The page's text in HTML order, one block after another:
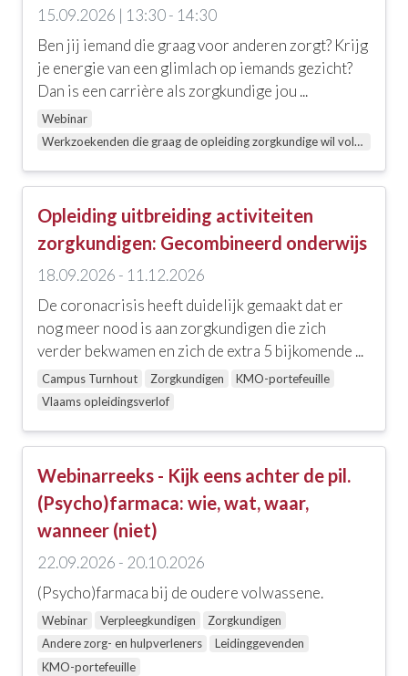
Alle doelgroepen
Andere zorg- en hulpverleners
Onderwijs
Sociale dienstverlening
Verpleegkundigen
Verpleegkundigen (Basis, GBV)
Werkzoekenden die graag de opleiding
zorgkundige wil volgen
Zorgkundigen
Campus Turnhout
Online Vorming
PKOKC
Andere
15.09.2026 | 13:30 - 14:30
Ben jij iemand die graag voor anderen zorgt? Krijg
je energie van een glimlach op iemands gezicht?
Dan is een carrière als zorgkundige jou ...
Webinar
Werkzoekenden die graag de opleiding zorgkundige wil volgen
Opleiding uitbreiding activiteiten
zorgkundigen: Gecombineerd onderwijs
18.09.2026 - 11.12.2026
De coronacrisis heeft duidelijk gemaakt dat er
nog meer nood is aan zorgkundigen die zich
verder bekwamen en zich de extra 5 bijkomende ...
Campus Turnhout Zorgkundigen
KMO-portefeuille
Vlaams opleidingsverlof
Webinarreeks - Kijk eens achter de pil.
(Psycho)farmaca: wie, wat, waar,
wanneer (niet)
22.09.2026 - 20.10.2026
(Psycho)farmaca bij de oudere volwassene.
Webinar Verpleegkundigen
Zorgkundigen
Andere zorg- en hulpverleners
Leidinggevenden
KMO-portefeuille